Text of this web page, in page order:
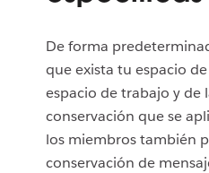
De forma
que exista tu espacio
espacio de trabajo y de
conservación que se
los miembros también
conservación de